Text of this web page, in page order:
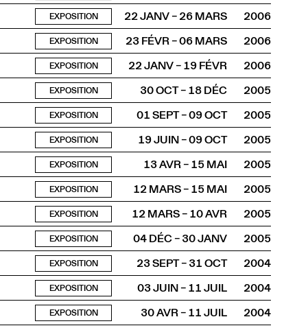
EXPOSITION 22 JANV – 26 MARS
2006
EXPOSITION 23 FÉVR – 06 MARS
2006
EXPOSITION 22 JANV – 19 FÉVR
2006
EXPOSITION 30 OCT – 18 DÉC
2005
EXPOSITION 01 SEPT – 09 OCT
2005
EXPOSITION 19 JUIN – 09 OCT
2005
EXPOSITION 13 AVR – 15 MAI
2005
EXPOSITION 12 MARS – 15 MAI
2005
EXPOSITION 12 MARS – 10 AVR
2005
EXPOSITION 04 DÉC – 30 JANV
2005
EXPOSITION 23 SEPT – 31 OCT
2004
EXPOSITION 03 JUIN – 11 JUIL
2004
EXPOSITION 30 AVR – 11 JUIL
2004